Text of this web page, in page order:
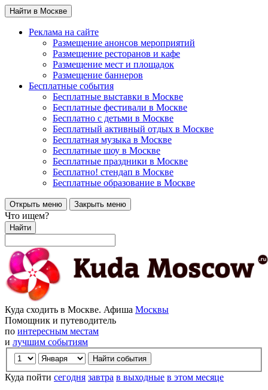
Найти в Москве
Реклама на сайте
Размещение анонсов мероприятий
Размещение ресторанов и кафе
Размещение мест и площадок
Размещение баннеров
Бесплатные события
Бесплатные выставки в Москве
Бесплатные фестивали в Москве
Бесплатно с детьми в Москве
Бесплатный активный отдых в Москве
Бесплатная музыка в Москве
Бесплатные шоу в Москве
Бесплатные праздники в Москве
Бесплатно! стендап в Москве
Бесплатные образование в Москве
Открыть меню Закрыть меню
Что ищем?
Найти
Куда сходить в Москве. Афиша Москвы
Помощник и путеводитель
по интересным местам
и лучшим событиям
Куда пойти сегодня завтра в выходные в этом месяце